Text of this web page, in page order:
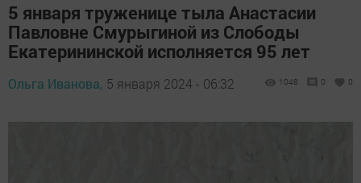
5 января труженице тыла Анастасии
Павловне Смурыгиной из Слободы
Екатерининской исполняется 95 лет
Ольга Иванова, 5 января 2024 - 06:32 1048 0 0